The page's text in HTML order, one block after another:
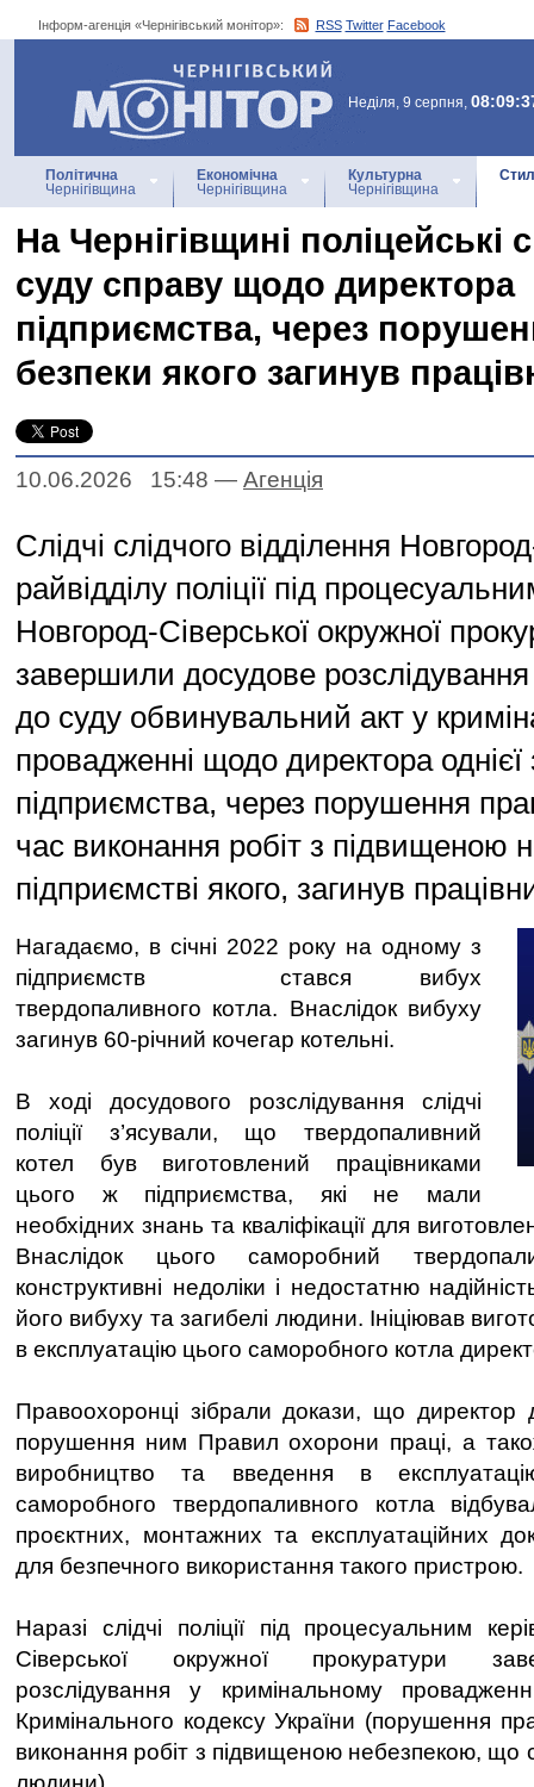
Інформ-агенція «Чернігівський монітор»: RSS Twitter Facebook
Інформ-агенція
«Чернігівський монітор»
Неділя, 9 серпня,
Політична
Чернігівщина
Економічна
Чернігівщина
Культурна
Чернігівщина
На Чернігівщині поліцейські
суду справу щодо директора
підприємства, через
безпеки якого загинув
10.06.2026 15:48 — Агенцiя
Слідчі слідчого відділення
райвідділу поліції під
Новгород-Сіверської окружної
завершили досудове
до суду обвинувальний акт у
провадженні щодо директора однієї
підприємства, через порушення
час виконання робіт з підвищеною
підприємстві якого, загинув
Нагадаємо, в січні 2022 року на одному з
підприємств стався вибух
твердопаливного котла. Внаслідок вибуху
загинув 60-річний кочегар котельні.
В ході досудового розслідування слідчі
поліції з’ясували, що твердопаливний
котел був виготовлений працівниками
цього ж підприємства, які не мали
необхідних знань та кваліфікації для
Внаслідок цього саморобний
конструктивні недоліки і недостатню
його вибуху та загибелі людини. Ініціював
в експлуатацію цього саморобного котла
Правоохоронці зібрали докази, що директор
порушення ним Правил охорони праці, а
виробництво та введення в
саморобного твердопаливного котла
проєктних, монтажних та експлуатаційних
для безпечного використання такого пристрою.
Наразі слідчі поліції під процесуальним
Сіверської окружної прокуратури
розслідування у кримінальному
Кримінального кодексу України (порушення
виконання робіт з підвищеною небезпекою, що